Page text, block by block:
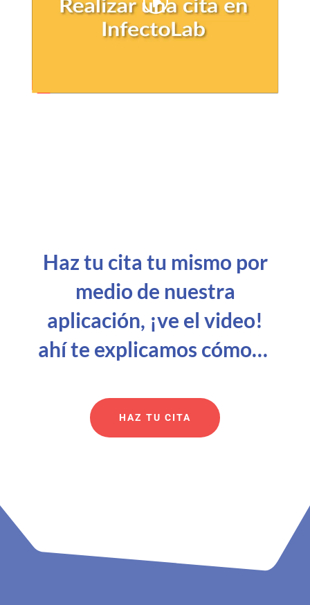
Haz tu cita tu mismo por
medio de nuestra
aplicación, ¡ve el video!
ahí te explicamos cómo…
HAZ TU CITA